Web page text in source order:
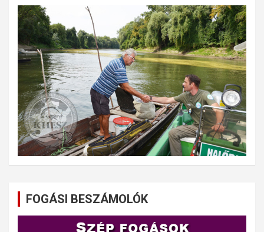
FOGÁSI BESZÁMOLÓK